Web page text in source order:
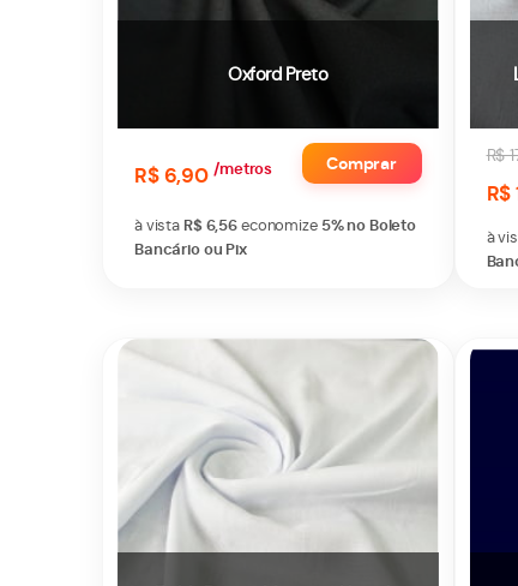
Oxford Preto
R$ 6,90 /metros Comprar
à vista R$ 6,56economize 5%no Boleto
Bancário ou Pix
R$
R$
à